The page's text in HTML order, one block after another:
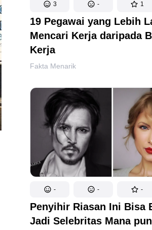
3 - 1
19 Pegawai yang Lebih
Mencari Kerja daripada
Kerja
Fakta Menarik
- - -
Penyihir Riasan Ini Bisa
Jadi Selebritas Mana